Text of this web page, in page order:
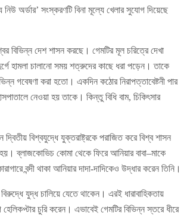
অর্ডার’ সংস্করণটি বিনা মূল্যে খেলার সুযোগ দিয়েছে
বিভিন্ন দেশ শাসন করছে। গেমটির মূল চরিত্রে দেখা
হামলা চালানো সময় শত্রুদের কাছে ধরা পড়েন। তাকে
গবেষণা করা হতো। একদিন কঠোর নিরাপত্তাবেষ্টনী পার
নেওয়া হয় তাকে। কিন্তু বিধি বাম, চিকিৎসার
বিশ্বযুদ্ধে যুক্তরাষ্ট্রকে পরাজিত করে বিশ্ব শাসন
ব্লাজকোভিচ কোমা থেকে ফিরে আনিয়ার বাবা–মাকে
বন্দী থাকা আনিয়ার দাদা-দাদিকেও উদ্ধার করেন তিনি।
যুদ্ধ চালিয়ে যেতে থাকেন। এরই ধারাবাহিকতায়
চুরি করেন। এভাবেই গেমটির বিভিন্ন স্তরে ধীরে